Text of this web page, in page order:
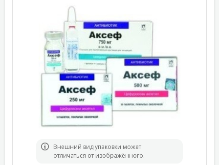
Bнешний вид упаковки может
отличаться от изображённого.